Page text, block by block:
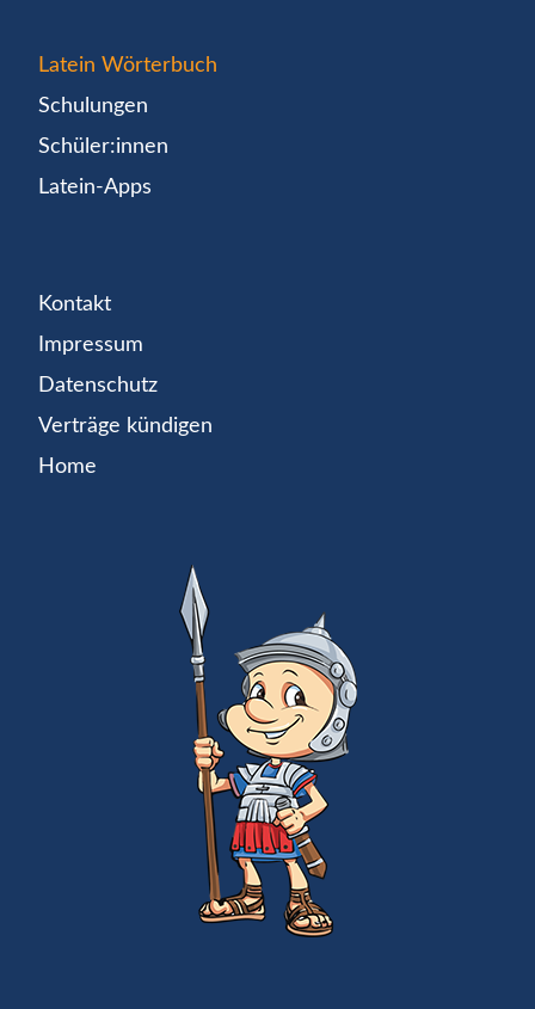
Latein Wörterbuch
Schulungen
Schüler:innen
Latein-Apps
Kontakt
Impressum
Datenschutz
Verträge kündigen
Home